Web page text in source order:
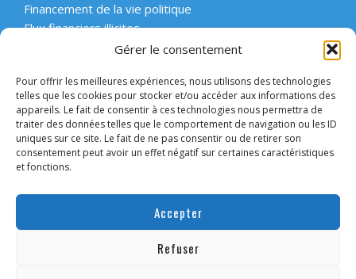
Gérer le consentement
Pour offrir les meilleures expériences, nous utilisons des technologies
telles que les cookies pour stocker et/ou accéder aux informations des
appareils. Le fait de consentir à ces technologies nous permettra de
traiter des données telles que le comportement de navigation ou les ID
uniques sur ce site. Le fait de ne pas consentir ou de retirer son
consentement peut avoir un effet négatif sur certaines caractéristiques
et fonctions.
Accepter
Refuser
Financement de la vie politique
Flux financiers illicites
Intégrité et transparence du secteur privé
Protection des lanceurs d’alerte
Affaires emblématiques
Etat de droit et démocratie
ACCOMPAGNER
Intervention en entreprise
Forum des entreprises engagées